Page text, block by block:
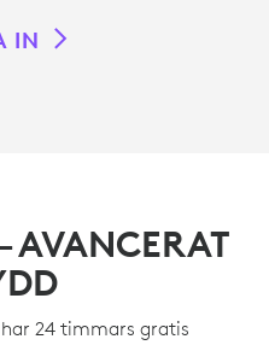
IN
AVANCERAT
24 timmars gratis